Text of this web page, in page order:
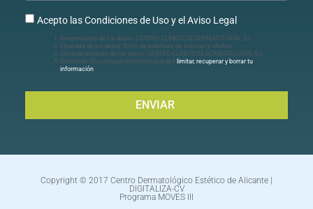
Acepto las Condiciones de Uso y el Aviso Legal
Responsable de los datos: CENTRO CLÍNICO DE DERMATOLOGÍA, S.L.
Finalidad de los datos: Envío de boletines de noticias y ofertas.
Almacenamiento de los datos: CENTRO CLÍNICO DE DERMATOLOGÍA, S.L.
Derechos: En cualquier momento puedes limitar, recuperar y borrar tu
información
ENVIAR
Copyright © 2017 Centro Dermatológico Estético de Alicante |
DIGITALIZA-CV
Programa MOVES III